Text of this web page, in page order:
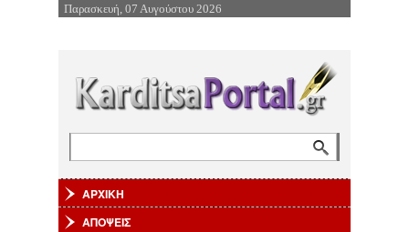
Επιστροφή στην Πλοήγηση
Παρασκευή, 07 Αυγούστου 2026
ΑΡΧΙΚΗ
ΑΠΟΨΕΙΣ